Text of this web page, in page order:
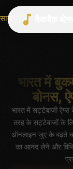
सामग्री पर जाएं
भारत में
बोनस,
भारत में सट्टेबाजी
तरह के सट्टेबाजों के
ऑनलाइन जुए के बढ़ते
का आनंद लेने और